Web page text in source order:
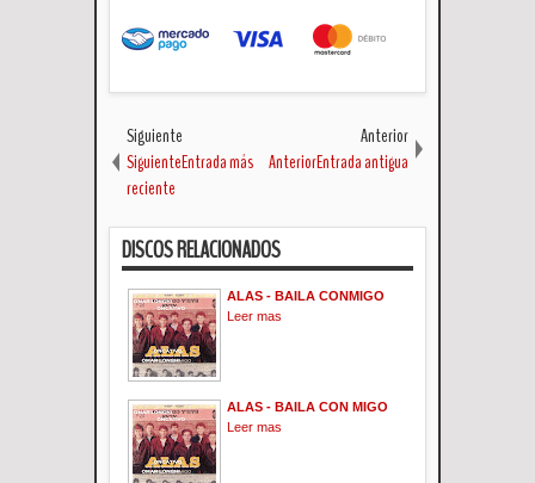
Siguiente
SiguienteEntrada más
reciente
Anterior
AnteriorEntrada antigua
DISCOS RELACIONADOS
ALAS - BAILA CONMIGO
Leer mas
ALAS - BAILA CON MIGO
Leer mas